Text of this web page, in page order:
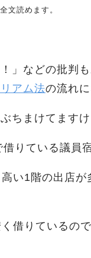
文読めます。
」などの批判
アム法の流れ
ちまけてますけ
りている議員
い1階の出店
借りているの